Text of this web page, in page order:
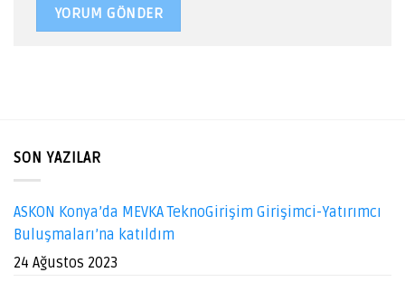
SON YAZILAR
ASKON Konya’da MEVKA TeknoGirişim Girişimci-Yatırımcı
Buluşmaları’na katıldım
24 Ağustos 2023